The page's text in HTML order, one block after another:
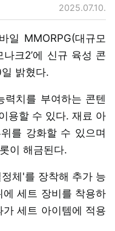
2025.07.10.
일 MMORPG(대규모
크2’에 신규 육성 콘
밝혔다.
력치를 부여하는 콘텐
용할 수 있다. 재료 아
를 강화할 수 있으며
이 해금된다.
체'를 장착해 추가 능
세트 장비를 착용하
세트 아이템에 적용